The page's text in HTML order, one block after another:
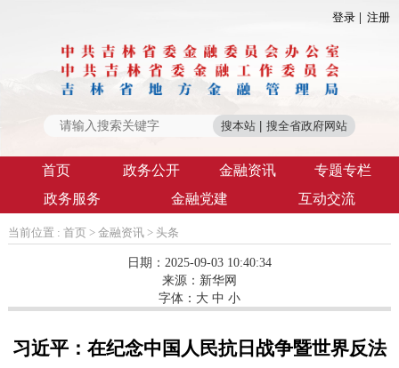
登录 注册
首页 政务公开 金融资讯
专题专栏
政务服务
金融党建 互动交流
当前位置 : 首页 > 金融资讯> 头条
日期：2025-09-03 10:40:34
来源： 新华网
字体： 大 中 小
习近平：在纪念中国人民抗日战争暨世界反法